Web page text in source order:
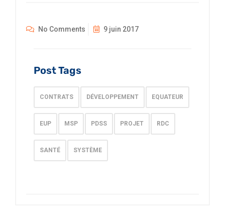
No Comments 9 juin 2017
Post Tags
CONTRATS DÉVELOPPEMENT EQUATEUR
EUP MSP PDSS PROJET RDC
SANTÉ SYSTÈME